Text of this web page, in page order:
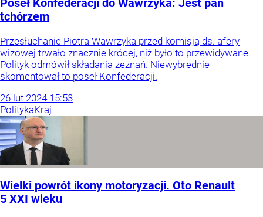
Poseł Konfederacji do Wawrzyka: Jest pan
tchórzem
Przesłuchanie Piotra Wawrzyka przed komisją ds. afery
wizowej trwało znacznie krócej, niż było to przewidywane.
Polityk odmówił składania zeznań. Niewybrednie
skomentował to poseł Konfederacji.
26 lut 2024 15:53
PolitykaKraj
Wielki powrót ikony motoryzacji. Oto Renault
5 XXI wieku